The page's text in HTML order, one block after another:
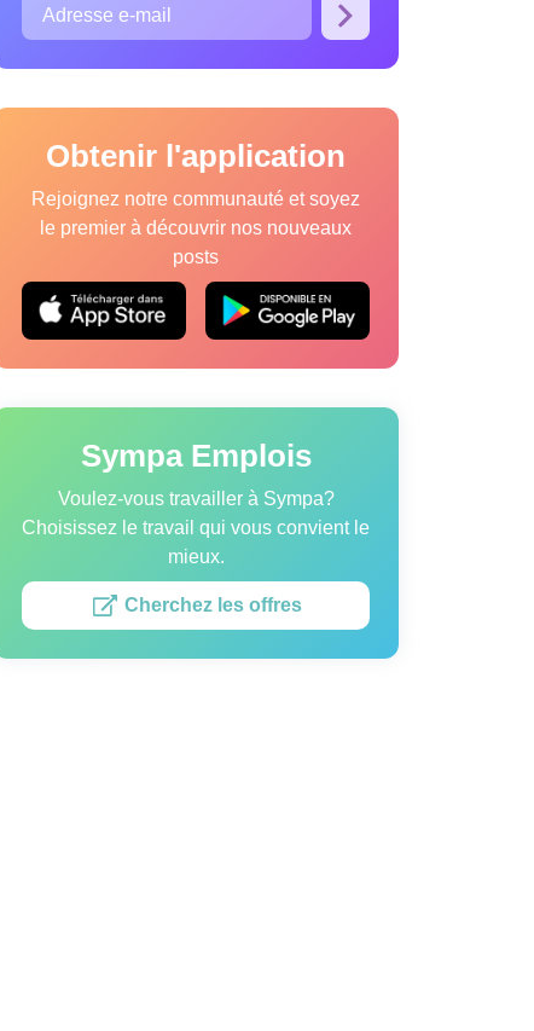
Obtenir l'application
Rejoignez notre communauté et soyez
le premier à découvrir nos nouveaux
posts
Sympa Emplois
Voulez-vous travailler à Sympa?
Choisissez le travail qui vous convient le
mieux.
Cherchez les offres
relative aux cookies
Modalités de service